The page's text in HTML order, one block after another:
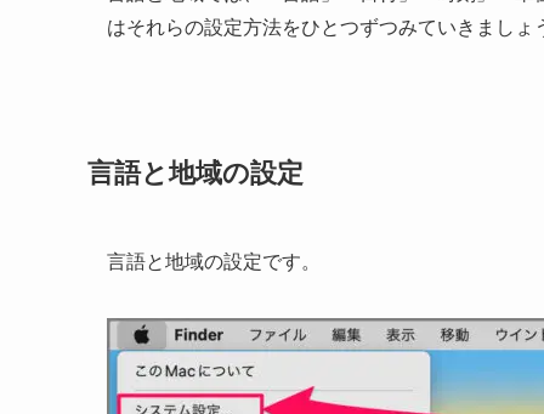
はそれらの設定方法をひとつずつみていきましょ
言語と地域の設定
言語と地域の設定です。